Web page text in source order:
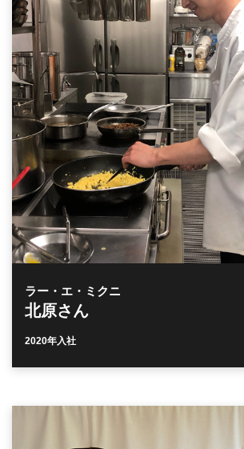
ラー・エ・ミクニ
北原さん
2020年入社